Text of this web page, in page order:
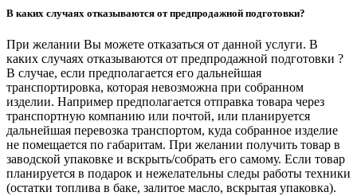
В каких случаях отказываются от предпродажной подготовки?
При желании Вы можете отказаться от данной услуги. В
каких случаях отказываются от предпродажной подготовки ?
В случае, если предполагается его дальнейшая
транспортировка, которая невозможна при собранном
изделии. Например предполагается отправка товара через
транспортную компанию или почтой, или планируется
дальнейшая перевозка транспортом, куда собранное изделие
не помещается по габаритам. При желании получить товар в
заводской упаковке и вскрыть/собрать его самому. Если товар
планируется в подарок и нежелательны следы работы техники
(остатки топлива в баке, залитое масло, вскрытая упаковка).